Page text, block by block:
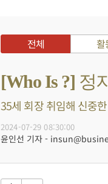
전체 활
[Who Is ?] 정
35세 회장 취임해 신중
2024-07-29 08:30:00
윤인선 기자 -